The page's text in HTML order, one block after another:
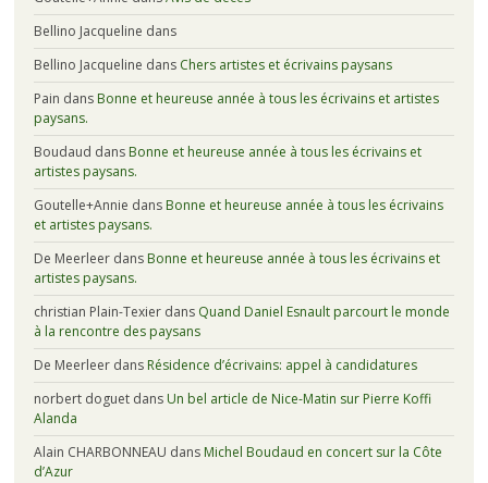
Bellino Jacqueline dans
Bellino Jacqueline dans Chers artistes et écrivains paysans
Pain dans Bonne et heureuse année à tous les écrivains et artistes
paysans.
Boudaud dans Bonne et heureuse année à tous les écrivains et
artistes paysans.
Goutelle+Annie dans Bonne et heureuse année à tous les écrivains
et artistes paysans.
De Meerleerdans Bonne et heureuse année à tous les écrivains et
artistes paysans.
christian Plain-Texierdans Quand Daniel Esnault parcourt le monde
à la rencontre des paysans
De Meerleerdans Résidence d’écrivains: appel à candidatures
norbert doguetdans Un bel article de Nice-Matin sur Pierre Koffi
Alanda
Alain CHARBONNEAU dans Michel Boudaud en concert sur la Côte
d’Azur